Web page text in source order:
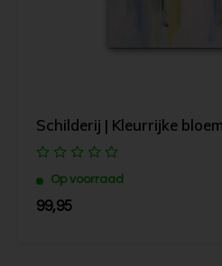
Schilderij | Kleurrijke
Op voorraad
99,95